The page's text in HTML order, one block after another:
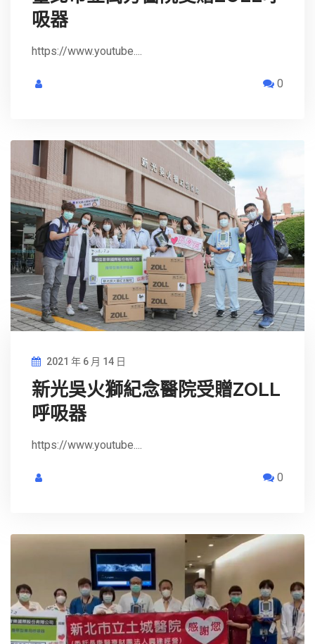
吸器
https://www.youtube....
0
2021 年 6 月 14 日
新光吳火獅紀念醫院受贈ZOLL
呼吸器
https://www.youtube....
0